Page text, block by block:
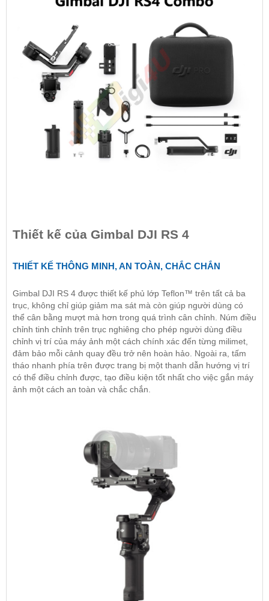
Thiết kế của Gimbal DJI RS 4
THIẾT KẾ THÔNG MINH, AN TOÀN, CHẮC CHẮN
Gimbal DJI RS 4 được thiết kế phủ lớp Teflon™ trên tất cả ba
trục, không chỉ giúp giảm ma sát mà còn giúp người dùng có
thể cân bằng mượt mà hơn trong quá trình cân chỉnh. Núm điều
chỉnh tinh chỉnh trên trục nghiêng cho phép người dùng điều
chỉnh vị trí của máy ảnh một cách chính xác đến từng milimet,
đảm bảo mỗi cảnh quay đều trở nên hoàn hảo. Ngoài ra, tấm
tháo nhanh phía trên được trang bị một thanh dẫn hướng vị trí
có thể điều chỉnh được, tạo điều kiện tốt nhất cho việc gắn máy
ảnh một cách an toàn và chắc chắn.